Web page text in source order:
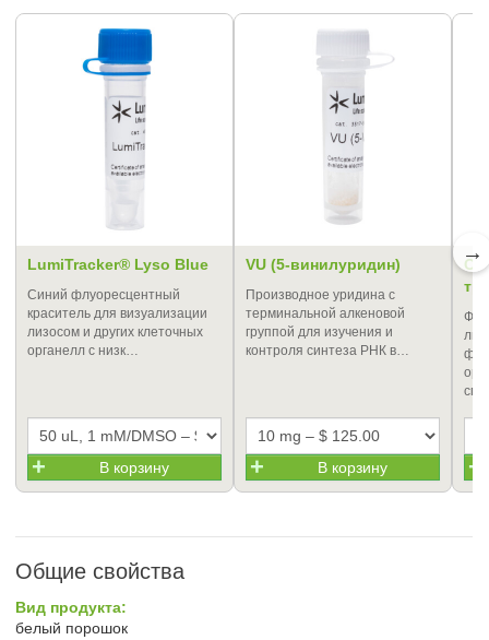
LumiTracker® Lyso Blue
Синий флуоресцентный
краситель для визуализации
лизосом и других клеточных
органелл с низк…
В корзину
VU (5-винилуридин)
Производное уридина с
терминальной алкеновой
группой для изучения и
контроля синтеза РНК в…
В корзину
→
Общие свойства
Вид продукта:
белый порошок